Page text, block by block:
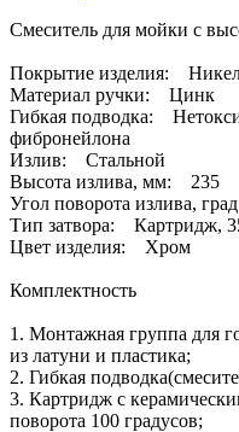
Смеситель для мойки с
Покрытие изделия:
Материал ручки: Цинк
Гибкая подводка:
фибронейлона
Излив: Стальной
Высота излива, мм: 235
Угол поворота излива,
Тип затвора: Картридж,
Цвет изделия: Хром
Комплектность
1. Монтажная группа для
из латуни и пластика;
2. Гибкая
3. Картридж с
поворота 100 градусов;